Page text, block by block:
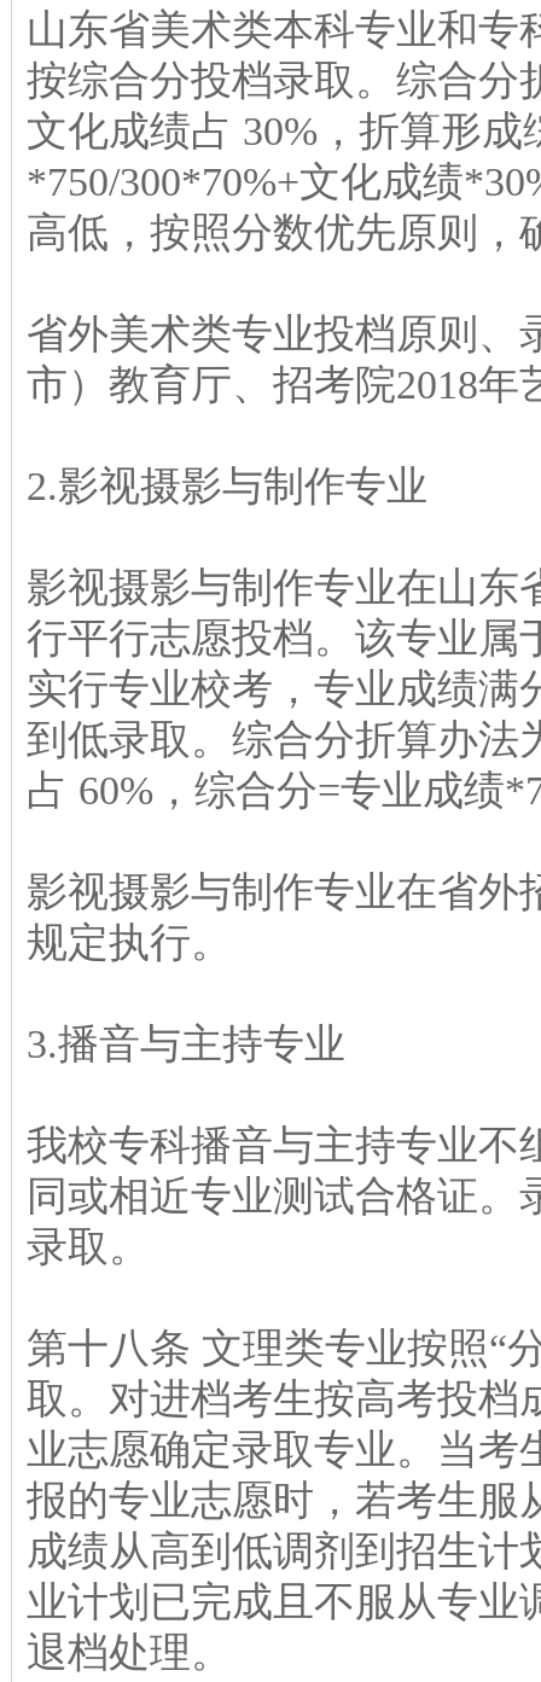
山东省美术类本科专业和专
按综合分投档录取。综合分
文化成绩占 30%，折算形
*750/300*70%+文化成绩
高低，按照分数优先原则，
省外美术类专业投档原则、
市）教育厅、招考院2018
2.影视摄影与制作专业
影视摄影与制作专业在山东
行平行志愿投档。该专业
实行专业校考，专业成绩满
到低录取。综合分折算办法
占 60%，综合分=专业成绩
影视摄影与制作专业在省外
规定执行。
3.播音与主持专业
我校专科播音与主持专业不
同或相近专业测试合格证
录取。
第十八条 文理类专业按照“
取。对进档考生按高考投档
业志愿确定录取专业。当考
报的专业志愿时，若考生服
成绩从高到低调剂到招生
业计划已完成且不服从专业
退档处理。